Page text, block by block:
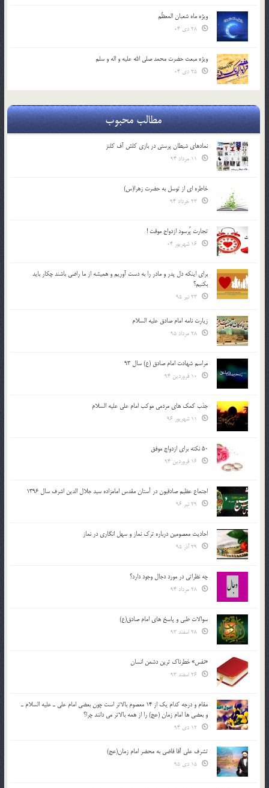
ویژه ماه شعبان المعظّم
ویژه مبعث حضرت محمد صلی الله علیه و اله و سلم
مطالب محبوب
نمادهای شیطان پرستی در بازی کلش آف کلنز
خاطره ای از توسل به حضرت زهرا(س)
تجارت پُرسود ازدواج موقت !
براي اينكه دل پدر و مادر را به دست آوريم و هميشه از ما راضي باشند چكار بايد
بكنيم؟
زیارت نامه امام صادق علیه السلام
مراسم شهادت امام صادق (ع) سال 93
جذب کمک های مردمی موکب امام علی علیه السلام
50 نکته برای ازدواج موفق
اجتماع عظیم صادقیون در آستان مقدس امامزاده سید جلال الدین اشرف سال 1396
احادیث معصومین درباره ترک نماز و سهل انگاری در نماز
چه نظراتی در مورد دجال وجود دارد؟
سوالات طبی و پاسخ های امام صادق(ع)
«نفس» خطرناک ترین دشمن انسان
مقام و درجه كدام يك از 14 معصوم بالاتر است چون بعضي امام علي ـ عليه السلام ـ
و بعضي ها امام زمان (عج) را از همه بالاتر مي دانند چرا؟
تشرف علي آقا قاضي به محضر امام زمان(عج)